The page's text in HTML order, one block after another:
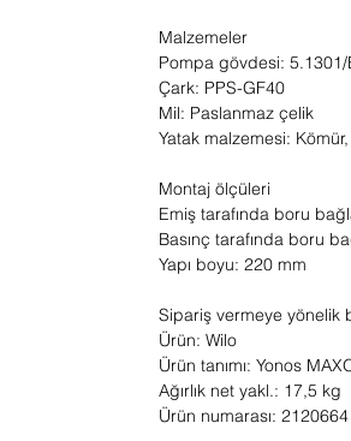
Malzemeler
Pompa gövdesi:
Çark: PPS-GF40
Mil: Paslanmaz çelik
Yatak malzemesi:
Montaj ölçüleri
Emiş tarafında boru
Basınç tarafında boru
Yapı boyu: 220 mm
Sipariş vermeye yönelik
Ürün: Wilo
Ürün tanımı: Yonos
Ağırlık net yakl.: 17,5 kg
Ürün numarası: 2120664